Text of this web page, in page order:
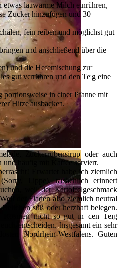
etwas lauwarme Milch einrühren,
Zucker hinzufügen und 30
fein reiben und möglichst gut
und anschließend über die
und die Hefemischung zur
gut verrühren und den Teig eine
portionsweise in einer Pfanne mit
Hitze ausbacken.
Zuckerrübensirup oder auch
und häufig mit Kaffee serviert.
Erwartet habe ich ziemlich
Lippe), tatsächlich erinnert
weil der Kartoffelgeschmack
der Fladen also ziemlich neutral
süß oder herzhaft belegen.
Rosinen nicht so gut in den Teig
entscheiden. Insgesamt ein sehr
Nordrhein-Westfalens. Guten